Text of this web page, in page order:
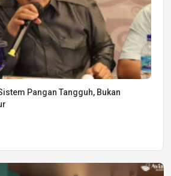
Pangan Tangguh, Bukan